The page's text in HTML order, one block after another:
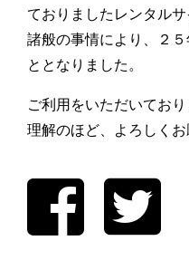
ておりましたレンタル
諸般の事情により、２
ととなりました。
ご利用をいただいてお
理解のほど、よろしくお